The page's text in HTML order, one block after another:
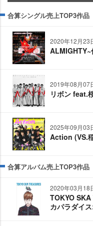
合算シングル売上TOP3作品
2020年12月23
2019年08月07
リボン feat.
2025年09月03
Action (VS.
合算アルバム売上TOP3作品
2020年03月18
TOKYO SKA
カパラダイ